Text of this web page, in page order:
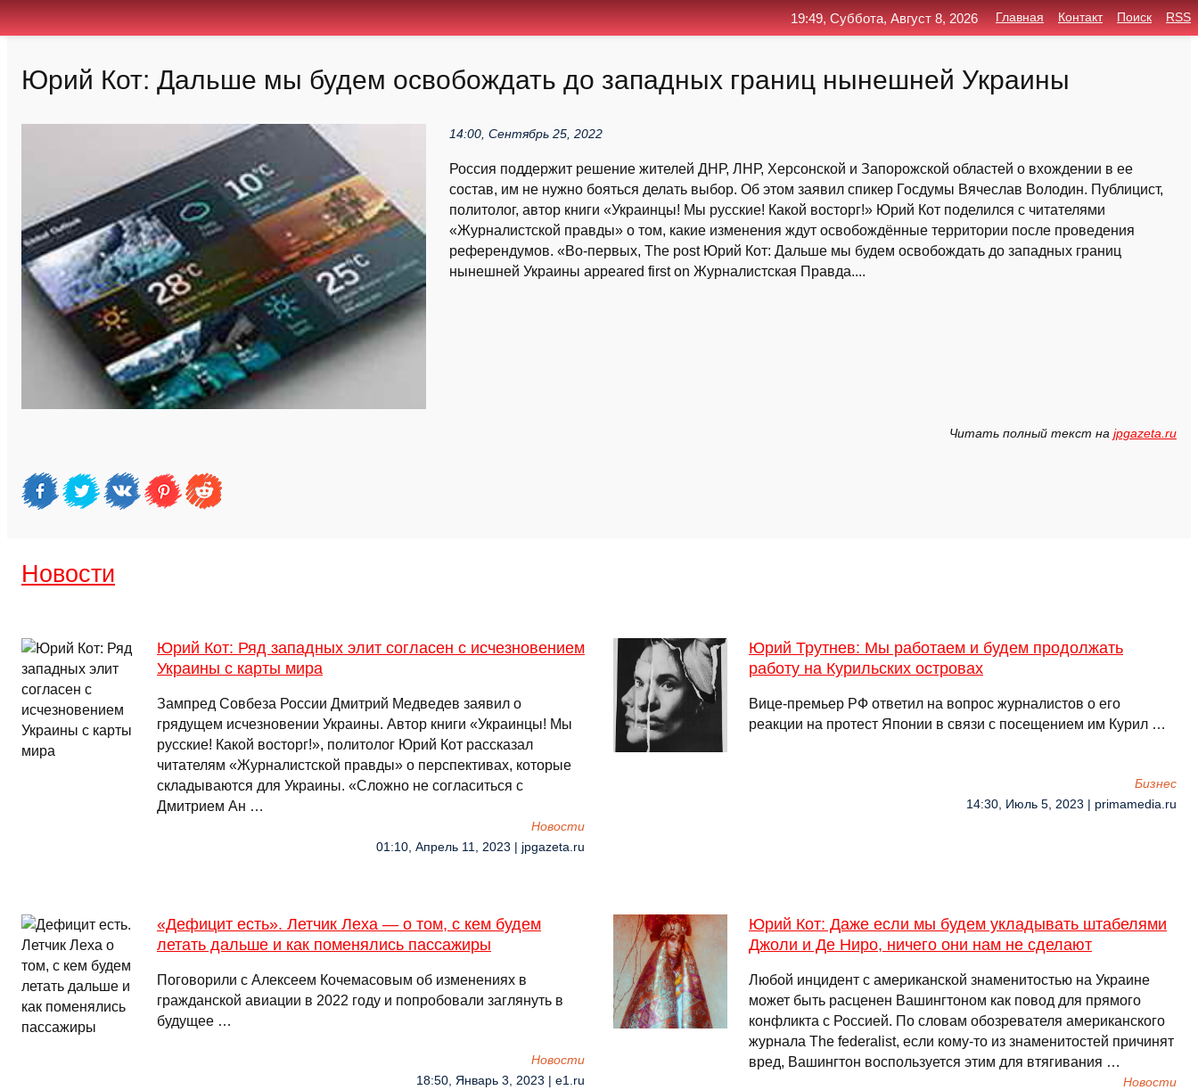
Юрий Кот: Дальше мы будем освобождать до западных границ нынешней Украины
14:00, Сентябрь 25, 2022
Россия поддержит решение жителей ДНР, ЛНР, Херсонской и Запорожской областей о вхождении в ее
состав, им не нужно бояться делать выбор. Об этом заявил спикер Госдумы Вячеслав Володин. Публицист,
политолог, автор книги «Украинцы! Мы русские! Какой восторг!» Юрий Кот поделился с читателями
«Журналистской правды» о том, какие изменения ждут освобождённые территории после проведения
референдумов. «Во-первых, The post Юрий Кот: Дальше мы будем освобождать до западных границ
нынешней Украины appeared first on Журналистская Правда....
Читать полный текст на jpgazeta.ru
Новости
Юрий Кот: Ряд западных элит согласен с исчезновением
Украины с карты мира
Зампред Совбеза России Дмитрий Медведев заявил о
грядущем исчезновении Украины. Автор книги «Украинцы! Мы
русские! Какой восторг!», политолог Юрий Кот рассказал
читателям «Журналистской правды» о перспективах, которые
складываются для Украины. «Сложно не согласиться с
Дмитрием Ан …
Новости
01:10, Апрель 11, 2023 | jpgazeta.ru
Юрий Трутнев: Мы работаем и будем продолжать
работу на Курильских островах
Вице-премьер РФ ответил на вопрос журналистов о его
реакции на протест Японии в связи с посещением им Курил …
Бизнес
14:30, Июль 5, 2023 | primamedia.ru
«Дефицит есть». Летчик Леха — о том, с кем будем
летать дальше и как поменялись пассажиры
Поговорили с Алексеем Кочемасовым об изменениях в
гражданской авиации в 2022 году и попробовали заглянуть в
будущее …
Новости
18:50, Январь 3, 2023 | e1.ru
Юрий Кот: Даже если мы будем укладывать штабелями
Джоли и Де Ниро, ничего они нам не сделают
Любой инцидент с американской знаменитостью на Украине
может быть расценен Вашингтоном как повод для прямого
конфликта с Россией. По словам обозревателя американского
журнала The federalist, если кому-то из знаменитостей причинят
вред, Вашингтон воспользуется этим для втягивания …
Новости
19:49, Суббота, Август 8, 2026 Главная Контакт Поиск RSS